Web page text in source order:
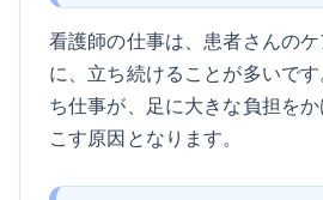
看護師の仕事は、患者さんの
に、立ち続けることが多いで
ち仕事が、足に大きな負担を
こす原因となります。